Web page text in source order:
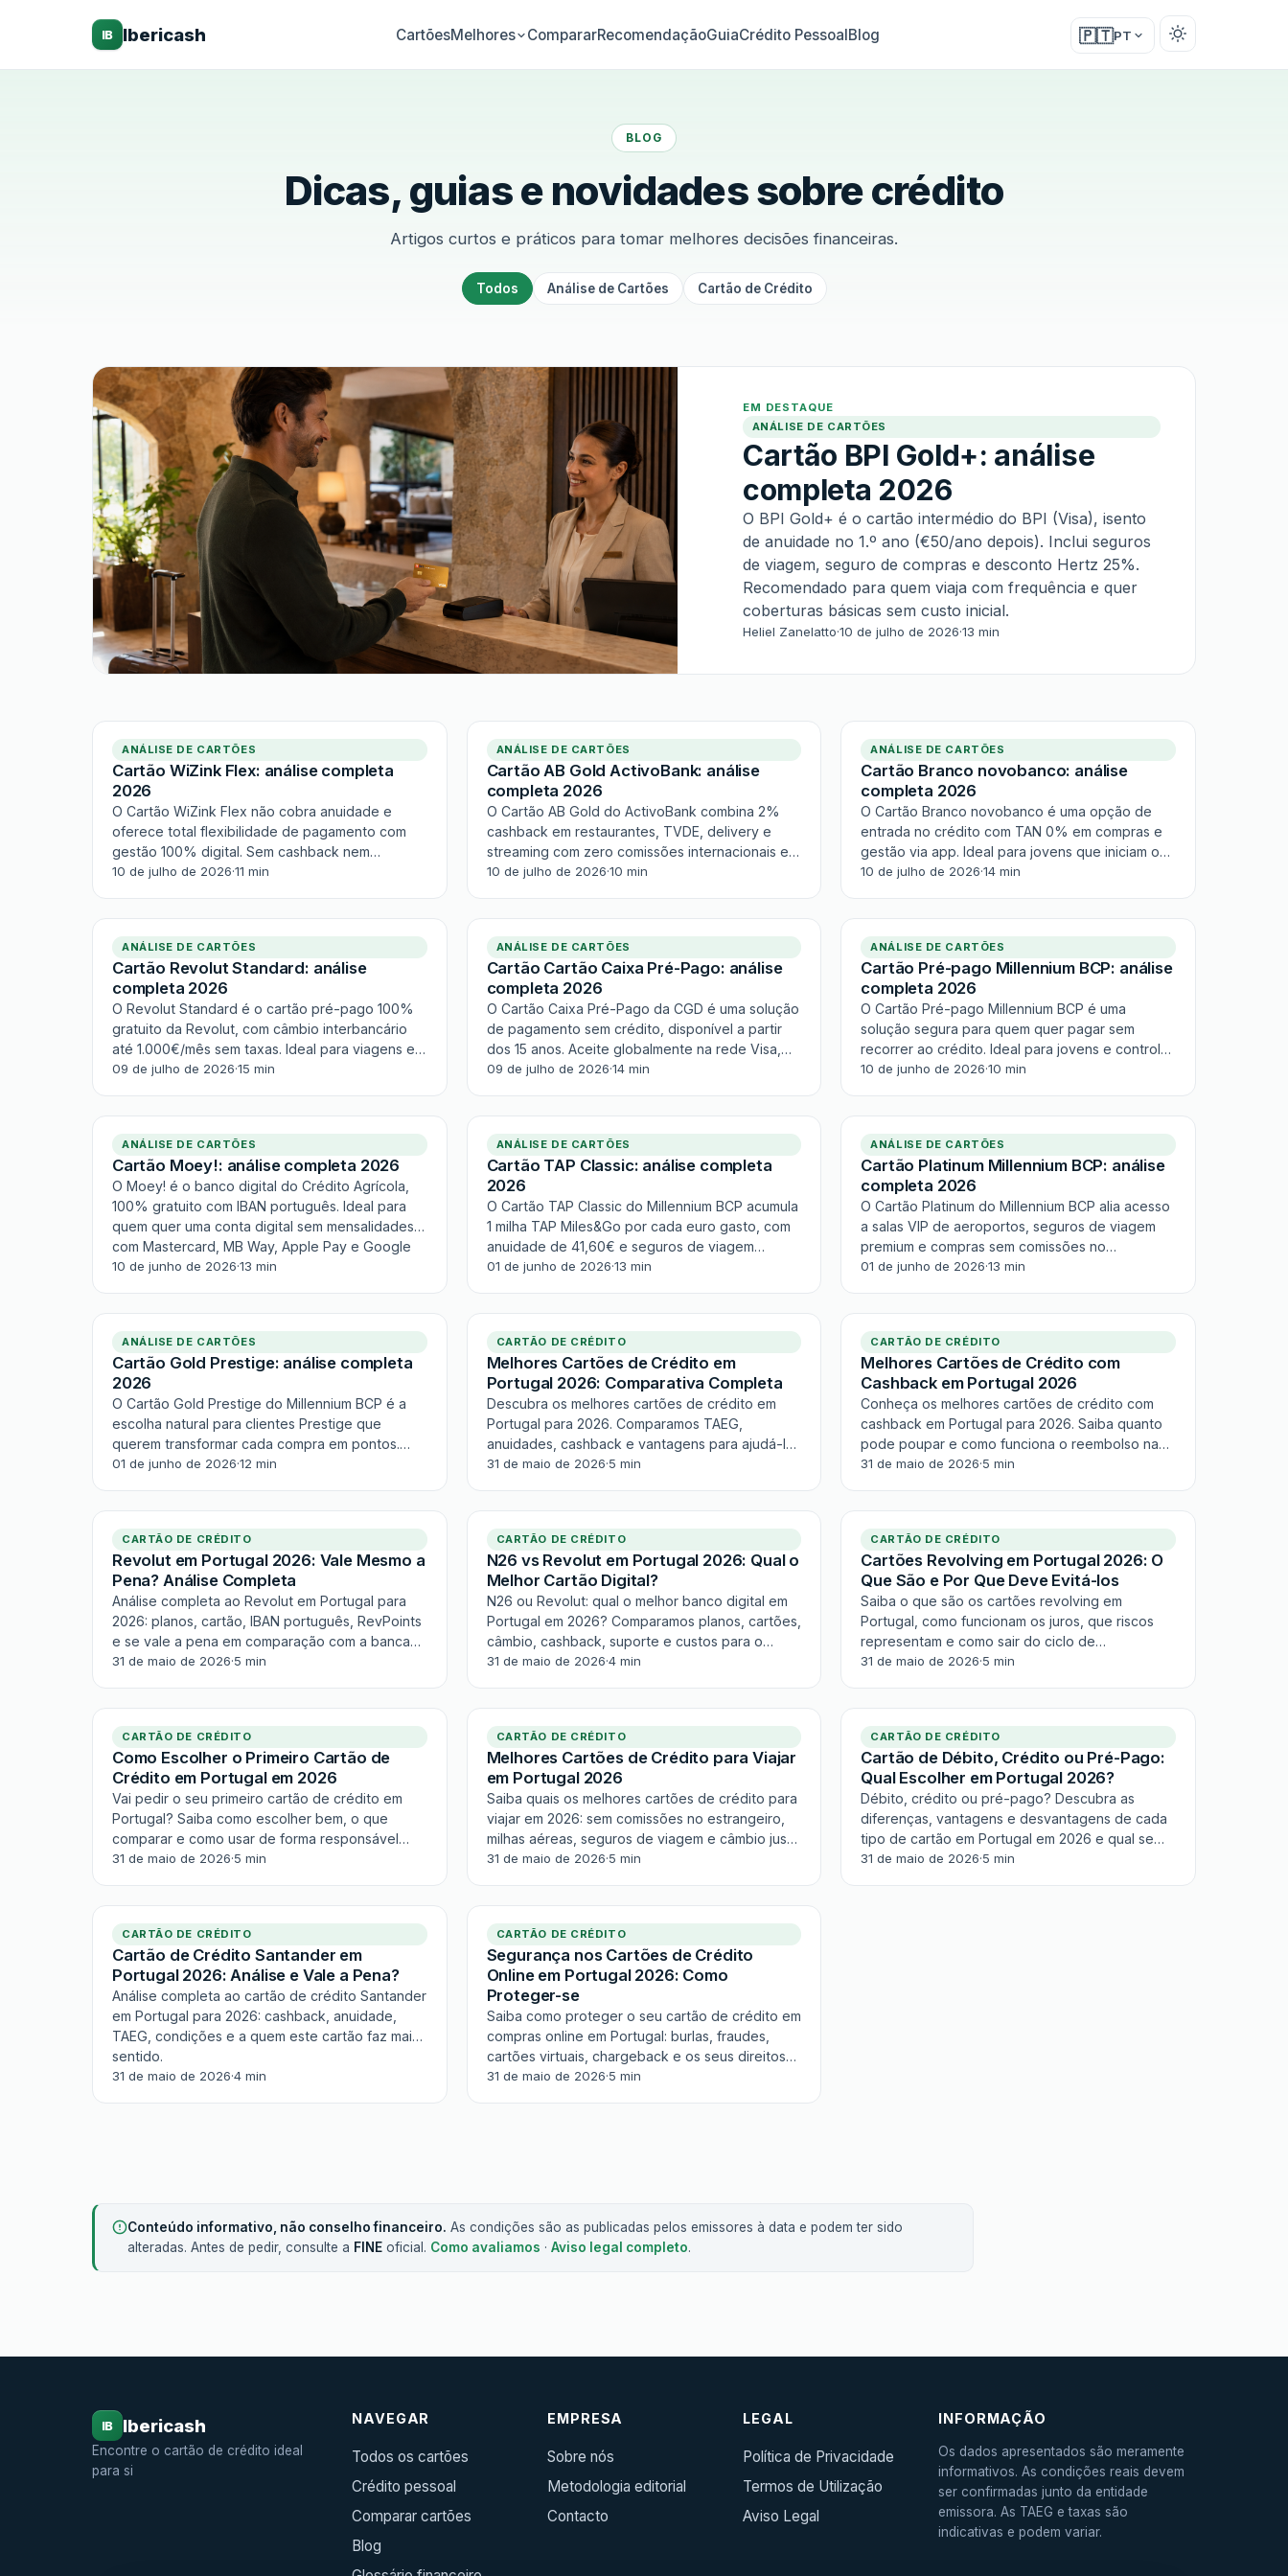
IB Ibericash CartõesMelhores CompararRecomendaçãoGuiaCrédito PessoalBlog 🇵🇹PT
BLOG
Dicas, guias e novidades sobre crédito
Artigos curtos e práticos para tomar melhores decisões financeiras.
Todos Análise de Cartões Cartão de Crédito
EM DESTAQUE
ANÁLISE DE CARTÕES
Cartão BPI Gold+: análise
completa 2026
O BPI Gold+ é o cartão intermédio do BPI (Visa), isento
de anuidade no 1.º ano (€50/ano depois). Inclui seguros
de viagem, seguro de compras e desconto Hertz 25%.
Recomendado para quem viaja com frequência e quer
coberturas básicas sem custo inicial.
Heliel Zanelatto·10 de julho de 2026·13 min
ANÁLISE DE CARTÕES
Cartão WiZink Flex: análise completa
2026
O Cartão WiZink Flex não cobra anuidade e
oferece total flexibilidade de pagamento com
gestão 100% digital. Sem cashback nem
seguros, adequa-se a quem procura um cartão
10 de julho de 2026·11 min
ANÁLISE DE CARTÕES
Cartão AB Gold ActivoBank: análise
completa 2026
O Cartão AB Gold do ActivoBank combina 2%
cashback em restaurantes, TVDE, delivery e
streaming com zero comissões internacionais e
acesso a lounges de aeroporto. Com 7 seguros
10 de julho de 2026·10 min
ANÁLISE DE CARTÕES
Cartão Branco novobanco: análise
completa 2026
O Cartão Branco novobanco é uma opção de
entrada no crédito com TAN 0% em compras e
gestão via app. Ideal para jovens que iniciam o
crédito, tem anuidade de €65. Simples,
10 de julho de 2026·14 min
ANÁLISE DE CARTÕES
Cartão Revolut Standard: análise
completa 2026
O Revolut Standard é o cartão pré-pago 100%
gratuito da Revolut, com câmbio interbancário
até 1.000€/mês sem taxas. Ideal para viagens e
compras online em moeda estrangeira. Sem
09 de julho de 2026·15 min
ANÁLISE DE CARTÕES
Cartão Cartão Caixa Pré-Pago: análise
completa 2026
O Cartão Caixa Pré-Pago da CGD é uma solução
de pagamento sem crédito, disponível a partir
dos 15 anos. Aceite globalmente na rede Visa,
com contactless e MB Way. Anuidade de €12;
09 de julho de 2026·14 min
ANÁLISE DE CARTÕES
Cartão Pré-pago Millennium BCP: análise
completa 2026
O Cartão Pré-pago Millennium BCP é uma
solução segura para quem quer pagar sem
recorrer ao crédito. Ideal para jovens e controlo
de orçamento, sem risco de endividamento.
10 de junho de 2026·10 min
ANÁLISE DE CARTÕES
Cartão Moey!: análise completa 2026
O Moey! é o banco digital do Crédito Agrícola,
100% gratuito com IBAN português. Ideal para
quem quer uma conta digital sem mensalidades,
com Mastercard, MB Way, Apple Pay e Google
Pay. Uma solução segura respaldada pela
10 de junho de 2026·13 min
ANÁLISE DE CARTÕES
Cartão TAP Classic: análise completa
2026
O Cartão TAP Classic do Millennium BCP acumula
1 milha TAP Miles&Go por cada euro gasto, com
anuidade de 41,60€ e seguros de viagem
incluídos. Ideal para viajantes ocasionais que
01 de junho de 2026·13 min
ANÁLISE DE CARTÕES
Cartão Platinum Millennium BCP: análise
completa 2026
O Cartão Platinum do Millennium BCP alia acesso
a salas VIP de aeroportos, seguros de viagem
premium e compras sem comissões no
estrangeiro via M Travel. Anuidade: 83,20€. Para
01 de junho de 2026·13 min
ANÁLISE DE CARTÕES
Cartão Gold Prestige: análise completa
2026
O Cartão Gold Prestige do Millennium BCP é a
escolha natural para clientes Prestige que
querem transformar cada compra em pontos.
Com o programa Millennium Rewards, 1 euro
01 de junho de 2026·12 min
CARTÃO DE CRÉDITO
Melhores Cartões de Crédito em
Portugal 2026: Comparativa Completa
Descubra os melhores cartões de crédito em
Portugal para 2026. Comparamos TAEG,
anuidades, cashback e vantagens para ajudá-lo
a escolher o mais adequado.
31 de maio de 2026·5 min
CARTÃO DE CRÉDITO
Melhores Cartões de Crédito com
Cashback em Portugal 2026
Conheça os melhores cartões de crédito com
cashback em Portugal para 2026. Saiba quanto
pode poupar e como funciona o reembolso nas
suas compras diárias.
31 de maio de 2026·5 min
CARTÃO DE CRÉDITO
Revolut em Portugal 2026: Vale Mesmo a
Pena? Análise Completa
Análise completa ao Revolut em Portugal para
2026: planos, cartão, IBAN português, RevPoints
e se vale a pena em comparação com a banca
tradicional.
31 de maio de 2026·5 min
CARTÃO DE CRÉDITO
N26 vs Revolut em Portugal 2026: Qual o
Melhor Cartão Digital?
N26 ou Revolut: qual o melhor banco digital em
Portugal em 2026? Comparamos planos, cartões,
câmbio, cashback, suporte e custos para o
ajudar a decidir.
31 de maio de 2026·4 min
CARTÃO DE CRÉDITO
Cartões Revolving em Portugal 2026: O
Que São e Por Que Deve Evitá-los
Saiba o que são os cartões revolving em
Portugal, como funcionam os juros, que riscos
representam e como sair do ciclo de
endividamento em 2026.
31 de maio de 2026·5 min
CARTÃO DE CRÉDITO
Como Escolher o Primeiro Cartão de
Crédito em Portugal em 2026
Vai pedir o seu primeiro cartão de crédito em
Portugal? Saiba como escolher bem, o que
comparar e como usar de forma responsável
para não cair em dívidas.
31 de maio de 2026·5 min
CARTÃO DE CRÉDITO
Melhores Cartões de Crédito para Viajar
em Portugal 2026
Saiba quais os melhores cartões de crédito para
viajar em 2026: sem comissões no estrangeiro,
milhas aéreas, seguros de viagem e câmbio justo
para portugueses.
31 de maio de 2026·5 min
CARTÃO DE CRÉDITO
Cartão de Débito, Crédito ou Pré-Pago:
Qual Escolher em Portugal 2026?
Débito, crédito ou pré-pago? Descubra as
diferenças, vantagens e desvantagens de cada
tipo de cartão em Portugal em 2026 e qual se
adapta melhor ao seu perfil.
31 de maio de 2026·5 min
CARTÃO DE CRÉDITO
Cartão de Crédito Santander em
Portugal 2026: Análise e Vale a Pena?
Análise completa ao cartão de crédito Santander
em Portugal para 2026: cashback, anuidade,
TAEG, condições e a quem este cartão faz mais
sentido.
31 de maio de 2026·4 min
CARTÃO DE CRÉDITO
Segurança nos Cartões de Crédito
Online em Portugal 2026: Como
Proteger-se
Saiba como proteger o seu cartão de crédito em
compras online em Portugal: burlas, fraudes,
cartões virtuais, chargeback e os seus direitos
como consumidor em 2026.
31 de maio de 2026·5 min
Conteúdo informativo, não conselho financeiro. As condições são as publicadas pelos emissores à data e podem ter sido
alteradas. Antes de pedir, consulte a FINE oficial. Como avaliamos · Aviso legal completo.
IB Ibericash
Encontre o cartão de crédito ideal
para si
NAVEGAR
Todos os cartões
Crédito pessoal
Comparar cartões
Blog
EMPRESA
Sobre nós
Metodologia editorial
Contacto
LEGAL
Política de Privacidade
Termos de Utilização
Aviso Legal
INFORMAÇÃO
Os dados apresentados são meramente
informativos. As condições reais devem
ser confirmadas junto da entidade
emissora. As TAEG e taxas são
indicativas e podem variar.